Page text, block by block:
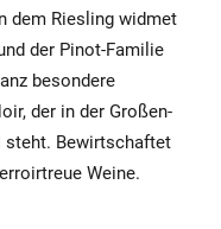
dem Riesling widmet
der Pinot-Familie
besondere
der in der Großen-
steht. Bewirtschaftet
Weine.